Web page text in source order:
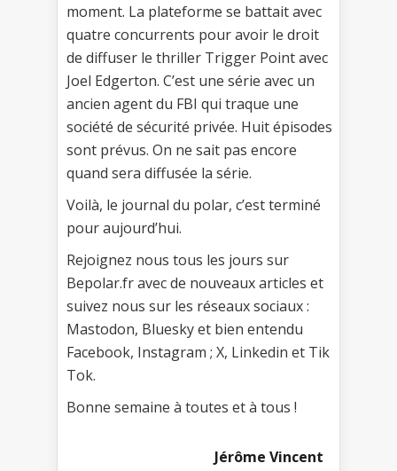
moment. La plateforme se battait avec
quatre concurrents pour avoir le droit
de diffuser le thriller Trigger Point avec
Joel Edgerton. C’est une série avec un
ancien agent du FBI qui traque une
société de sécurité privée. Huit épisodes
sont prévus. On ne sait pas encore
quand sera diffusée la série.
Voilà, le journal du polar, c’est terminé
pour aujourd’hui.
Rejoignez nous tous les jours sur
Bepolar.fr avec de nouveaux articles et
suivez nous sur les réseaux sociaux :
Mastodon, Bluesky et bien entendu
Facebook, Instagram ; X, Linkedin et Tik
Tok.
Bonne semaine à toutes et à tous !
Jérôme Vincent